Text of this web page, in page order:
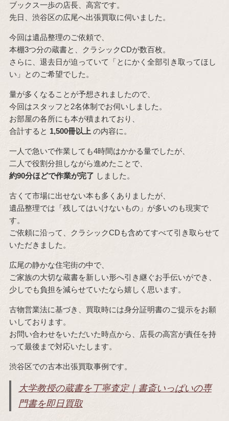
ブックス一歩の店長、高宮です。
先日、渋谷区の広尾へ出張買取に伺いました。
今回は遺品整理のご依頼で、
本棚3つ分の蔵書と、クラシックCDが数百枚。
さらに、退去日が迫っていて「とにかく全部引き取ってほし
い」とのご希望でした。
量が多くなることが予想されましたので、
今回はスタッフと2名体制でお伺いしました。
お部屋の各所にも本が積まれており、
合計すると 1,500冊以上 の内容に。
一人で急いで作業しても4時間はかかる量でしたが、
二人で役割分担しながら進めたことで、
約90分ほどで作業が完了 しました。
古くて市場に出せない本も多くありましたが、
遺品整理では「残してはいけないもの」が多いのも現実で
す。
ご依頼に沿って、クラシックCDも含めてすべて引き取らせて
いただきました。
広尾の静かな住宅街の中で、
ご家族の大切な蔵書を新しい形へ引き継ぐお手伝いができ、
少しでも負担を減らせていたなら嬉しく思います。
古物営業法に基づき、買取時には身分証明書のご提示をお願
いしております。
お問い合わせをいただいた時点から、店長の高宮が責任を持
って最後まで対応いたします。
渋谷区での古本出張買取事例です。
大学教授の蔵書を丁寧査定｜書斎いっぱいの専
門書を即日買取